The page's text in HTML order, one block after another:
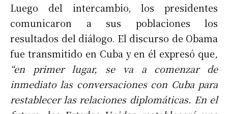
Luego del intercambio, los presidentes
comunicaron a sus poblaciones los
resultados del diálogo. El discurso de Obama
fue transmitido en Cuba y en él expresó que,
“en primer lugar, se va a comenzar de
inmediato las conversaciones con Cuba para
restablecer las relaciones diplomáticas. En el